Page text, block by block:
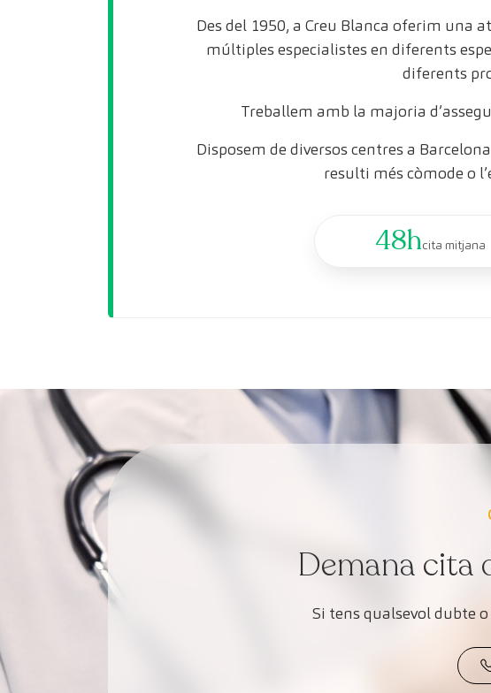
Des del 1950, a Creu Blanca oferim una
múltiples especialistes en diferents
diferents
Treballem amb la majoria
Disposem de diversos centres a
resulti més còmode o
48hcita mitjana
Demana cita
Si tens qualsevol dubte